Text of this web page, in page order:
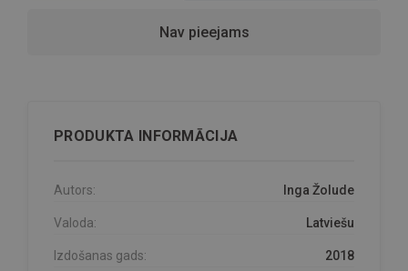
Nav pieejams
PRODUKTA INFORMĀCIJA
Autors: Inga Žolude
Valoda: Latviešu
Izdošanas gads: 2018